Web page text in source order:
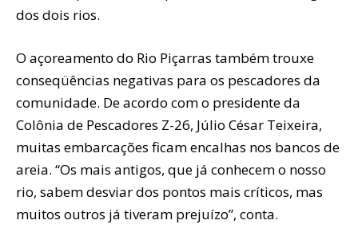
dos dois rios.
O açoreamento do Rio Piçarras também trouxe
conseqüências negativas para os pescadores da
comunidade. De acordo com o presidente da
Colônia de Pescadores Z-26, Júlio César Teixeira,
muitas embarcações ficam encalhas nos bancos de
areia. “Os mais antigos, que já conhecem o nosso
rio, sabem desviar dos pontos mais críticos, mas
muitos outros já tiveram prejuízo”, conta.